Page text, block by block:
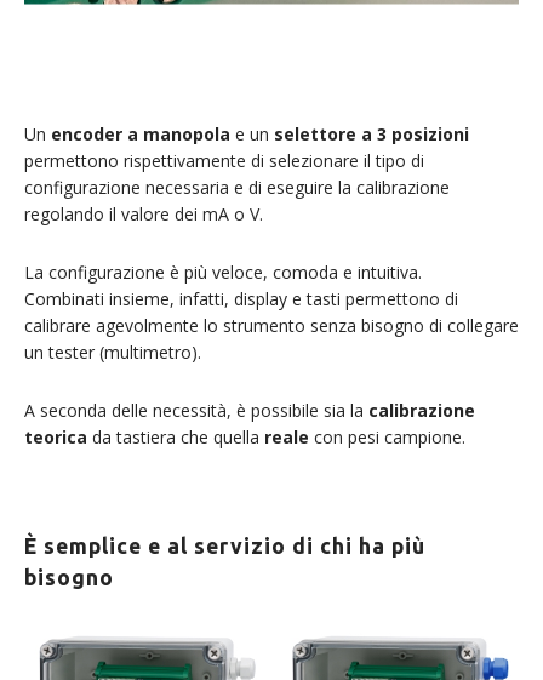
Un encoder a manopola e un selettore a 3 posizioni
permettono rispettivamente di selezionare il tipo di
configurazione necessaria e di eseguire la calibrazione
regolando il valore dei mA o V.
La configurazione è più veloce, comoda e intuitiva.
Combinati insieme, infatti, display e tasti permettono di
calibrare agevolmente lo strumento senza bisogno di collegare
un tester (multimetro).
A seconda delle necessità, è possibile sia la calibrazione
teorica da tastiera che quella reale con pesi campione.
È semplice e al servizio di chi ha più
bisogno